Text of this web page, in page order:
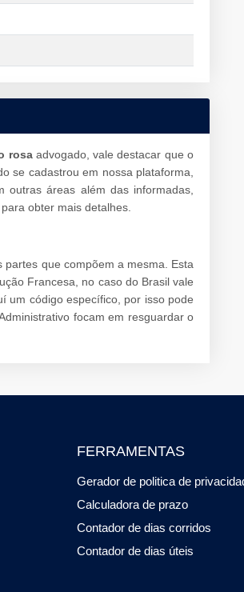
rosaadvogado, vale destacar que o
se cadastrou em nossa plataforma,
áreas além das informadas,
obter mais detalhes.
que compõem a mesma. Esta
Francesa, no caso do Brasil vale
um código específico, por isso pode
focam em resguardar o
FERRAMENTAS
Gerador de politica de
Calculadora de prazo
Contador de dias corridos
Contador de dias úteis